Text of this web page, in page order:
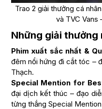
Trao 2 giải thưởng cá
và TVC Vans
Những giải thưởng
Phim xuất sắc nhất &
đêm nổi hứng đi cắt tóc –
Thạch.
Special Mention for
đại dịch kết thúc – đạo
từng thắng Special